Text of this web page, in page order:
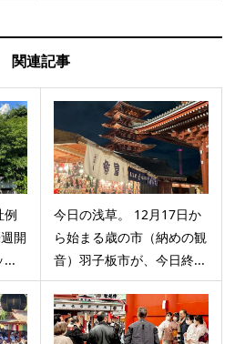
関連記事
例
開
...
今日の浅草。 12月17日か
ら始まる歳の市（納めの観
音）羽子板市が、今日終...